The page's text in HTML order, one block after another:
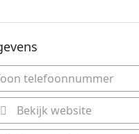
telefoonnummer
Bekijk website